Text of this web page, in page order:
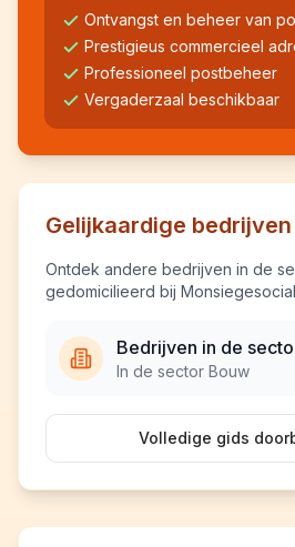
Ontvangst en beheer van
Prestigieus commercieel
Professioneel postbeheer
Vergaderzaal beschikbaar
Gelijkaardige bedrijven
Ontdek andere bedrijven in de
gedomicilieerd bij Monsiegesocial
Bedrijven in de
In de sector Bouw
Volledige gids